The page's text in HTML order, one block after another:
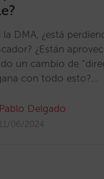
la DMA, ¿está
¿Están
un cambio de
con todo esto?…
Pablo Delgado
11/06/2024